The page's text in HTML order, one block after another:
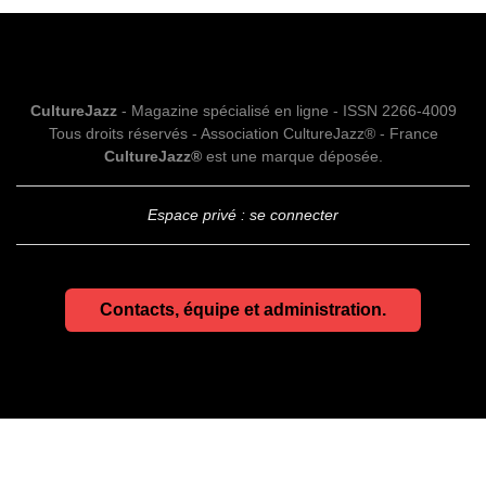
CultureJazz- Magazine spécialisé en ligne - ISSN 2266-4009
Tous droits réservés - Association CultureJazz® - France
CultureJazz®est une marque déposée.
Espace privé : se connecter
Contacts, équipe et administration.